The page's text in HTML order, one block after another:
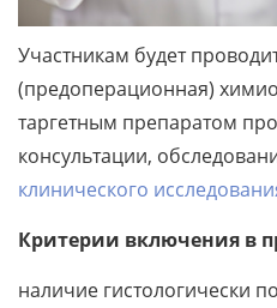
Участникам будет
(предоперационная)
таргетным препаратом
консультации,
клинического
Критерии включения в
наличие гистологически